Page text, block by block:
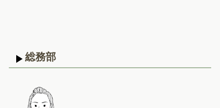
総務部